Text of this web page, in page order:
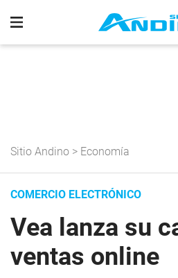
Sitio Andino > Economía
COMERCIO ELECTRÓNICO
Vea lanza su
ventas online